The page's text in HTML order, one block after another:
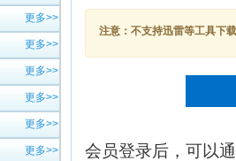
更多>>
更多>>
更多>>
更多>>
更多>>
更多>>
注意：不支持迅雷等工具下
会员登录后，可以